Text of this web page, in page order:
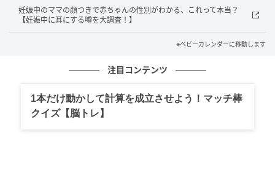
ベビーカレンダー
注目したいのは、現在子どもが1人の家庭において、
を経済的な理由でためらっている層が多いことが浮き
彫りになりました。
妊娠中のママの顔つきで赤ちゃんの性別がわかる、これって本当？
【妊娠中に耳にする噂を大調査！】
※ベビーカレンダーに移動します
注目コンテンツ
1本だけ動かして計算を成立させよう！マッチ棒
クイズ【脳トレ】